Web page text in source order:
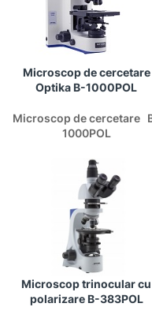
Microscop de cercetare
Optika B-1000POL
Microscop de cercetare
1000POL
Microscop trinocular cu
polarizare B-383POL